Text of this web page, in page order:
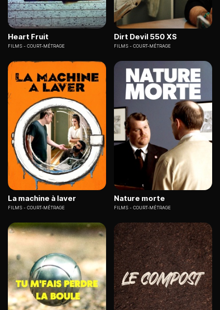
Heart Fruit
FILMS COURT-MÉTRAGE
Dirt Devil 550 XS
FILMS COURT-MÉTRAGE
La machine à laver
FILMS COURT-MÉTRAGE
Nature morte
FILMS COURT-MÉTRAGE